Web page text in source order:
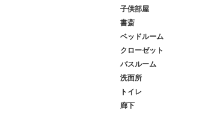
子供部屋
書斎
ベッドルーム
クローゼット
バスルーム
洗面所
トイレ
廊下